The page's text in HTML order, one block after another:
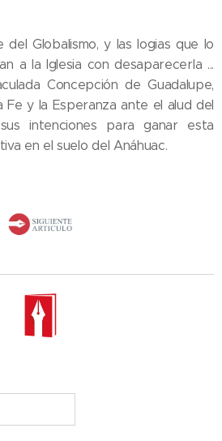
Globalismo, y las logias que lo
a la Iglesia con desaparecerla ...
Concepción de Guadalupe,
y la Esperanza ante el alud del
intenciones para ganar esta
en el suelo del Anáhuac.